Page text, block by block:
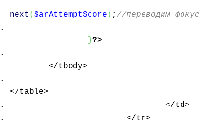
next ( $arAttemptScore ) ; //переводим фокус
}?>
</tbody>
</table>
</td>
</tr>